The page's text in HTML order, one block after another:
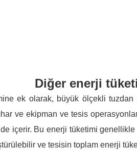
Diğer enerji
ek olarak, büyük ölçekli tuzdan
ve ekipman ve tesis
içerir. Bu enerji tüketimi
ve tesisin toplam enerji